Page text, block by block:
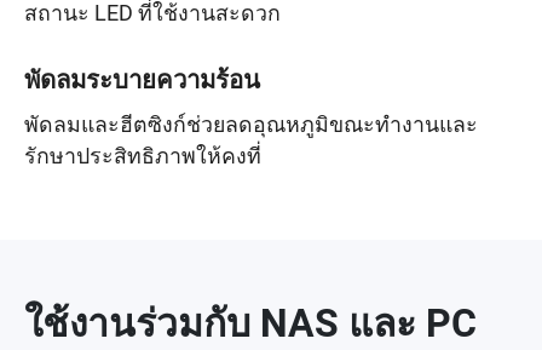
สถานะ LED ที่ใช้งานสะดวก
พัดลมระบายความร้อน
พัดลมและฮีตซิงก์ช่วยลดอุณหภูมิขณะทำงานและ
รักษาประสิทธิภาพให้คงที่
ใช้งานร่วมกับ NAS และ PC